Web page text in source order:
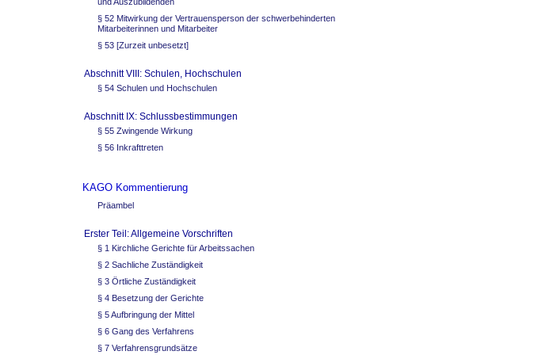
§ 52 Mitwirkung der Vertrauensperson der schwerbehinderten
Mitarbeiterinnen und Mitarbeiter
§ 53 [Zurzeit unbesetzt]
Abschnitt VIII: Schulen, Hochschulen
§ 54 Schulen und Hochschulen
Abschnitt IX: Schlussbestimmungen
§ 55 Zwingende Wirkung
§ 56 Inkrafttreten
KAGO Kommentierung
Präambel
Erster Teil: Allgemeine Vorschriften
§ 1 Kirchliche Gerichte für Arbeitssachen
§ 2 Sachliche Zuständigkeit
§ 3 Örtliche Zuständigkeit
§ 4 Besetzung der Gerichte
§ 5 Aufbringung der Mittel
§ 6 Gang des Verfahrens
§ 7 Verfahrensgrundsätze